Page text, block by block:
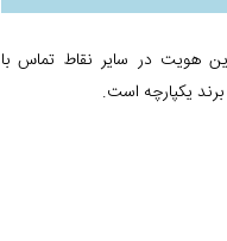
هویت در سایر نقاط تماس با
یکپارچه است.